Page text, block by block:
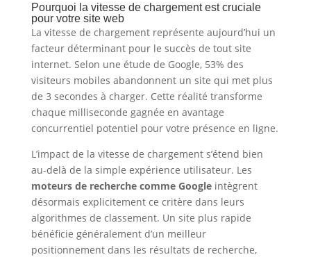
Pourquoi la vitesse de chargement est cruciale
pour votre site web
La vitesse de chargement représente aujourd’hui un
facteur déterminant pour le succès de tout site
internet. Selon une étude de Google, 53% des
visiteurs mobiles abandonnent un site qui met plus
de 3 secondes à charger. Cette réalité transforme
chaque milliseconde gagnée en avantage
concurrentiel potentiel pour votre présence en ligne.
L’impact de la vitesse de chargement s’étend bien
au-delà de la simple expérience utilisateur. Les
moteurs de recherche comme Googleintègrent
désormais explicitement ce critère dans leurs
algorithmes de classement. Un site plus rapide
bénéficie généralement d’un meilleur
positionnement dans les résultats de recherche,